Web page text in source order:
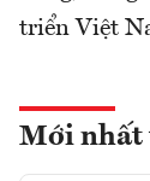
triển Việt
Mới nhất